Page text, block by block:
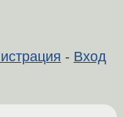
- Вход